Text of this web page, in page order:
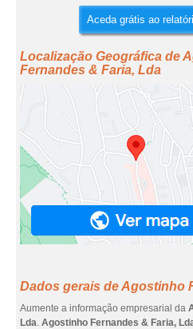
Aceda grátis ao
Localização Geográfica de
Fernandes & Faria, Lda
Dados gerais de Agostinho
Aumente a informação empresarial da
Lda. Agostinho Fernandes & Faria,